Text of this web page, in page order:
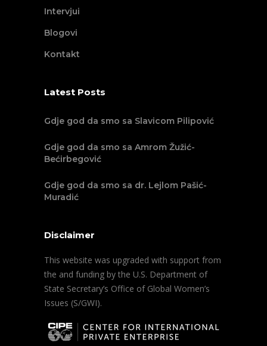
Intervjui
Blogovi
Kontakt
Latest Posts
Gdje god da smo sa Slavicom Pilipović
Gdje god da smo sa Amrom Žužić-
Bećirbegović
Gdje god da smo sa dr. Lejlom Pašić-
Muradić
Disclaimer
This website was upgraded with support from
the and funding by the U.S. Department of
State Secretary’s Office of Global Women’s
Issues (S/GWI).